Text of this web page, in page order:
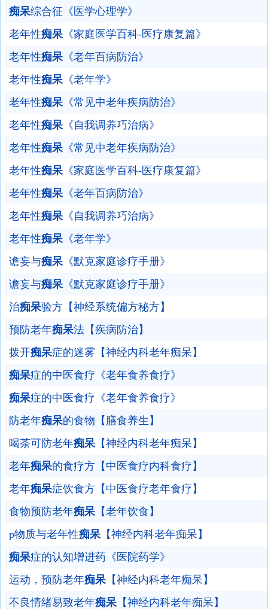
痴呆综合征《医学心理学》
老年性痴呆《家庭医学百科-医疗康复篇》
老年性痴呆《老年百病防治》
老年性痴呆《老年学》
老年性痴呆《常见中老年疾病防治》
老年性痴呆《自我调养巧治病》
老年性痴呆《常见中老年疾病防治》
老年性痴呆《家庭医学百科-医疗康复篇》
老年性痴呆《老年百病防治》
老年性痴呆《自我调养巧治病》
老年性痴呆《老年学》
谵妄与痴呆《默克家庭诊疗手册》
谵妄与痴呆《默克家庭诊疗手册》
治痴呆验方【神经系统偏方秘方】
预防老年痴呆法【疾病防治】
拨开痴呆症的迷雾【神经内科老年痴呆】
痴呆症的中医食疗《老年食养食疗》
痴呆症的中医食疗《老年食养食疗》
防老年痴呆的食物【膳食养生】
喝茶可防老年痴呆【神经内科老年痴呆】
老年痴呆的食疗方【中医食疗内科食疗】
老年痴呆症饮食方【中医食疗老年食疗】
食物预防老年痴呆【老年饮食】
p物质与老年性痴呆【神经内科老年痴呆】
痴呆症的认知增进药《医院药学》
运动，预防老年痴呆【神经内科老年痴呆】
不良情绪易致老年痴呆【神经内科老年痴呆】